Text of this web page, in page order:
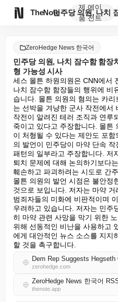
TheNote
제
품
에이
전트
ZeroHedge News 한국어
민주당 의원, 나치 잠수함 함장
형 가능성 시사
세스 몰튼 하원의원은 CNN에서
나치 잠수함 함장들의 행위에 비
습니다. 몰튼 의원의 혐의는 카
는 선박을 겨냥한 군사 작전에서
작전이 알려진 테러 조직과 연루
죽이고 있다고 주장합니다. 몰튼
이 처형될 수 있다는 제안도 포
의 발언이 민주당이 마약 단속
패턴의 일부라고 주장합니다. 저
퇴치 문제에 대해 논의하기보다
훼손하고 파괴하려는 시도로 간
몰튼 의원의 발언 시점은 불안정
것으로 보입니다. 저자는 마약
범죄자들의 미화에 비판적이며
우려하고 있습니다. 저자는 민주
히 마약 관련 사망을 막기 위한
위해 선동적인 비난을 사용하고
에게 대안적인 뉴스 소스를 지지
할 것을 촉구합니다.
zerohedge.com
ZeroHedge News 한국어
thenote.app